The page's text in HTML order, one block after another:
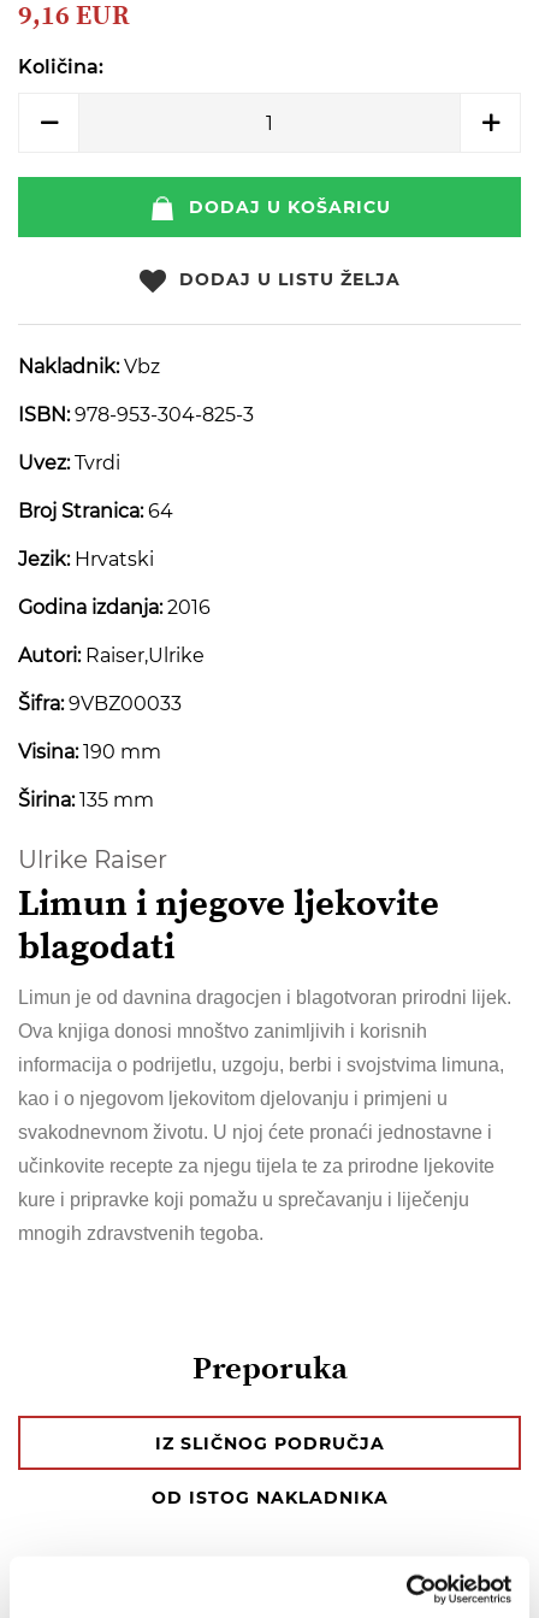
of
images
9,16 EUR
Količina:
DODAJ U KOŠARICU
DODAJ U LISTU ŽELJA
Nakladnik: Vbz
ISBN:978-953-304-825-3
Uvez:Tvrdi
Broj Stranica:64
Jezik:Hrvatski
Godina izdanja:2016
Autori:Raiser,Ulrike
Šifra:9VBZ00033
Visina:190 mm
Širina:135 mm
Ulrike Raiser
Limun i njegove ljekovite
blagodati
Limun je od davnina dragocjen i blagotvoran prirodni lijek.
Ova knjiga donosi mnoštvo zanimljivih i korisnih
informacija o podrijetlu, uzgoju, berbi i svojstvima limuna,
kao i o njegovom ljekovitom djelovanju i primjeni u
svakodnevnom životu. U njoj ćete pronaći jednostavne i
učinkovite recepte za njegu tijela te za prirodne ljekovite
kure i pripravke koji pomažu u sprečavanju i liječenju
mnogih zdravstvenih tegoba.
Preporuka
IZ SLIČNOG PODRUČJA
OD ISTOG NAKLADNIKA